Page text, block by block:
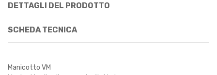
DETTAGLI DEL PRODOTTO
SCHEDA TECNICA
Manicotto VM